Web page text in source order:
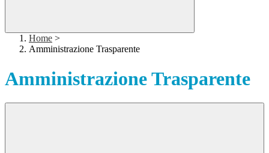
Home >
Amministrazione Trasparente
Amministrazione Trasparente